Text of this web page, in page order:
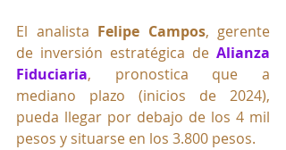
El analista Felipe Campos, gerente
de inversión estratégica de Alianza
Fiduciaria, pronostica que a
mediano plazo (inicios de 2024),
pueda llegar por debajo de los 4 mil
pesos y situarse en los 3.800 pesos.